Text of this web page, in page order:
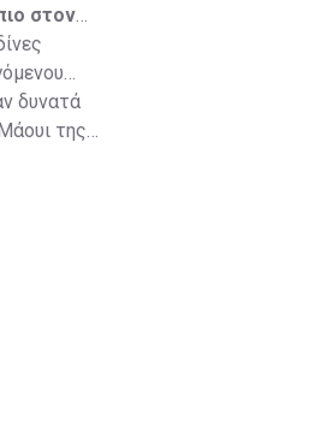
στον
δυνατά
της